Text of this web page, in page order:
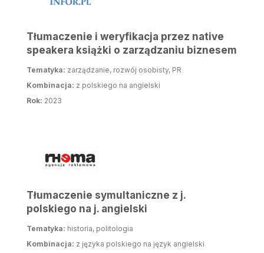
Tłumaczenie i weryfikacja przez native
speakera książki o zarządzaniu biznesem
Tematyka: zarządzanie, rozwój osobisty, PR
Kombinacja: z polskiego na angielski
Rok: 2023
Tłumaczenie symultaniczne z j.
polskiego na j. angielski
Tematyka: historia, politologia
Kombinacja: z języka polskiego na język angielski